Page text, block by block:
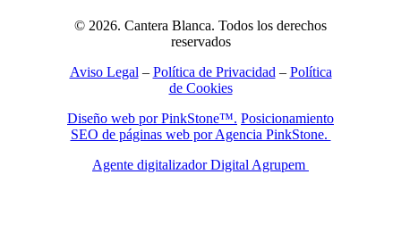
© 2026. Cantera Blanca. Todos los derechos
reservados
Aviso Legal – Política de Privacidad – Política
de Cookies
Diseño web por PinkStone™. Posicionamiento
SEO de páginas web por Agencia PinkStone.
Agente digitalizador Digital Agrupem